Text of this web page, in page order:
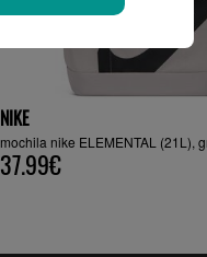
NIKE
mochila nike ELEMENTAL (21L),
37.99€